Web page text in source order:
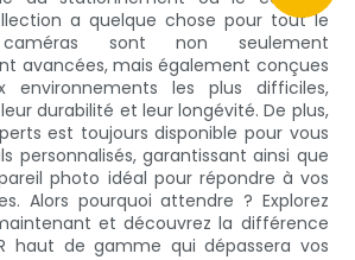
a quelque chose pour tout le
sont non seulement
avancées, mais également conçues
environnements les plus difficiles,
durabilité et leur longévité. De plus,
est toujours disponible pour vous
personnalisés, garantissant ainsi que
photo idéal pour répondre à vos
Alors pourquoi attendre ? Explorez
et découvrez la différence
haut de gamme qui dépassera vos